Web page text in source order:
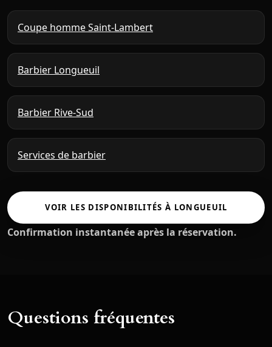
Coupe homme Saint-Lambert
Barbier Longueuil
Barbier Rive-Sud
Services de barbier
VOIR LES DISPONIBILITÉS À LONGUEUIL
Confirmation instantanée après la réservation.
Questions fréquentes